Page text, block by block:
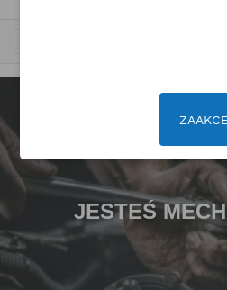
JESTEŚ